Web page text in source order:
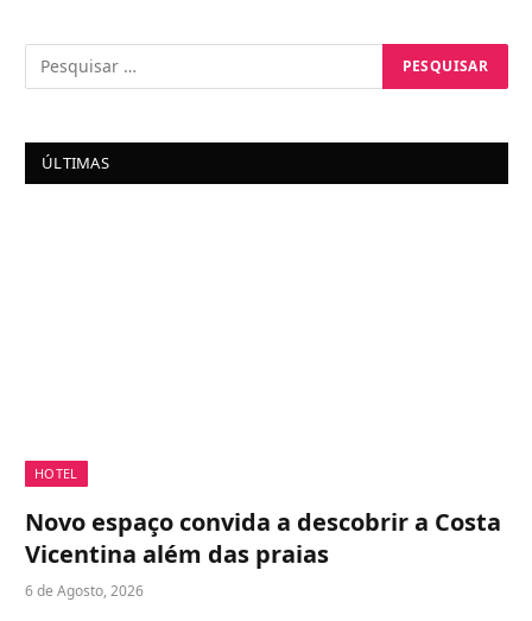
ÚLTIMAS
HOTEL
Novo espaço convida a descobrir a Costa
Vicentina além das praias
6 de Agosto, 2026